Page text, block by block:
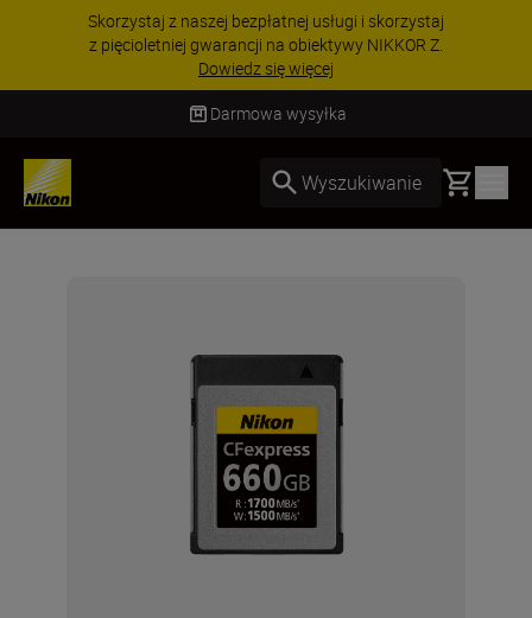
Skorzystaj z naszej bezpłatnej usługi i skorzystaj
z pięcioletniej gwarancji na obiektywy NIKKOR Z.
Dowiedz się więcej
Darmowa wysyłka
Wyszukiwanie Basket